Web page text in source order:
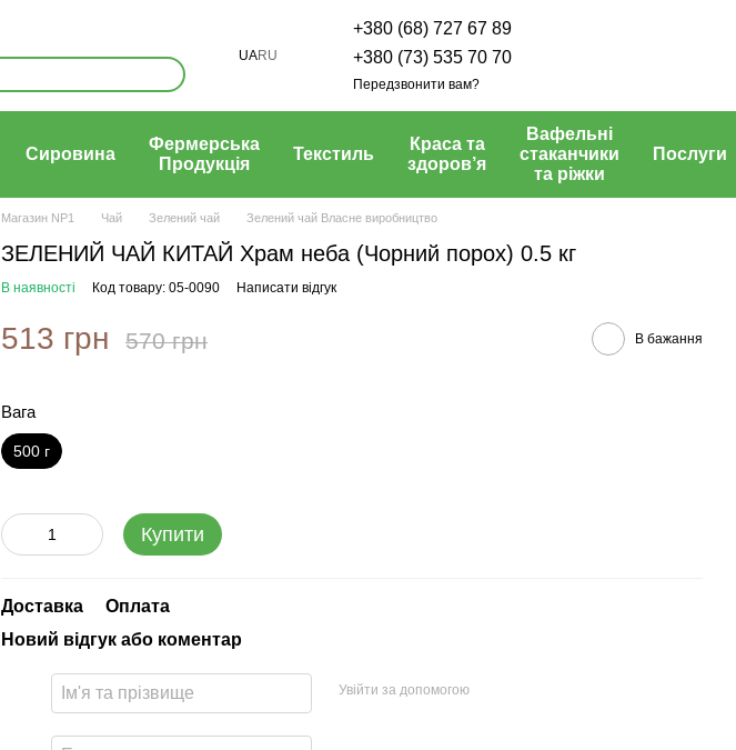
UARU
+380 (68) 727 67 89
+380 (73) 535 70 70
Передзвонити вам?
Сировина
Фермерська
Продукція
Текстиль
Краса та
здоров’я
Вафельні
стаканчики
та ріжки
Послуги
Магазин NP1 Чай Зелений чай Зелений чай Власне виробництво
ЗЕЛЕНИЙ ЧАЙ КИТАЙ Храм неба (Чорний порох) 0.5 кг
В наявності Код товару: 05-0090 Написати відгук
513 грн 570 грн В бажання
Вага
500 г
Купити
Доставка
Оплата
Новий відгук або коментар
Увійти за допомогою